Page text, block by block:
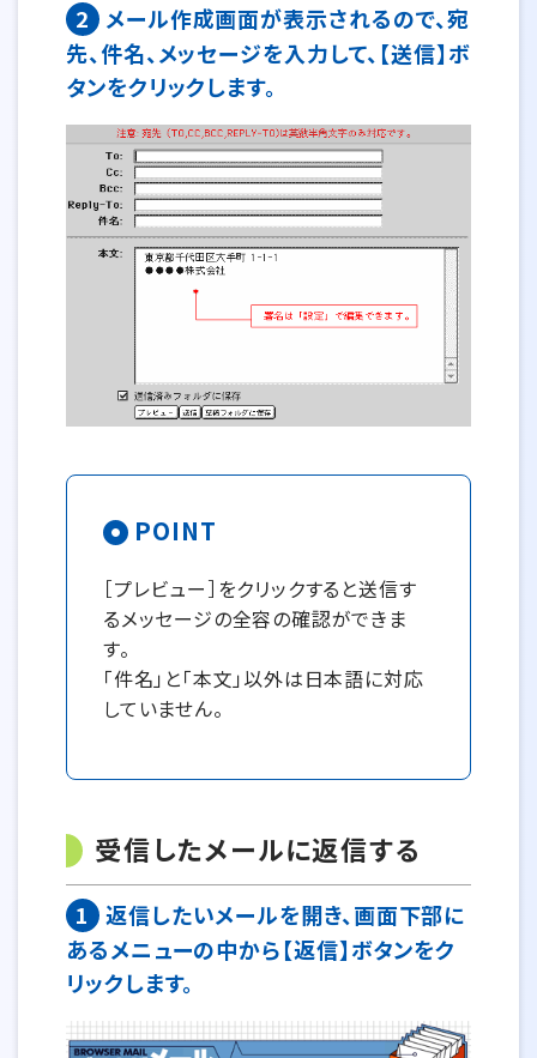
2
メール作成画面が表示されるので、宛
先、件名、メッセージを入力して、【送信】ボ
タンをクリックします。
POINT
［プレビュー］をクリックすると送信す
るメッセージの全容の確認ができま
す。
「件名」と「本文」以外は日本語に対応
していません。
受信したメールに返信する
1
返信したいメールを開き、画面下部に
あるメニューの中から【返信】ボタンをク
リックします。